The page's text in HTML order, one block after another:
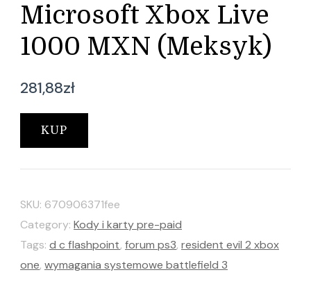
Microsoft Xbox Live
1000 MXN (Meksyk)
281,88zł
KUP
SKU: 670906371fee
Category: Kody i karty pre-paid
Tags: d c flashpoint, forum ps3, resident evil 2 xbox
one, wymagania systemowe battlefield 3